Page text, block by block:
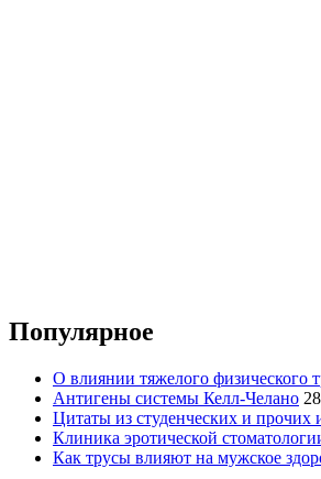
Популярное
О влиянии тяжелого физического
Антигены системы Келл-Челано
Цитаты из студенческих и
Клиника эротической
Как трусы влияют на мужское